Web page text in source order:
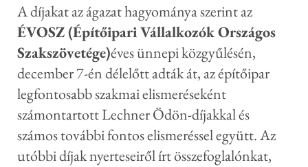
A díjakat az ágazat hagyománya szerint az
ÉVOSZ (Építőipari Vállalkozók Országos
Szakszövetége)éves ünnepi közgyűlésén,
december 7-én délelőtt adták át, az építőipar
legfontosabb szakmai elismeréseként
számontartott Lechner Ödön-díjakkal és
számos további fontos elismeréssel együtt. Az
utóbbi díjak nyerteseiről írt összefoglalónkat,